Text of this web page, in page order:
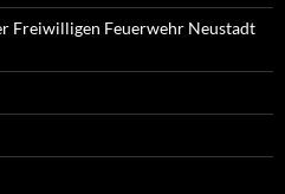
Freiwilligen Feuerwehr Neustadt